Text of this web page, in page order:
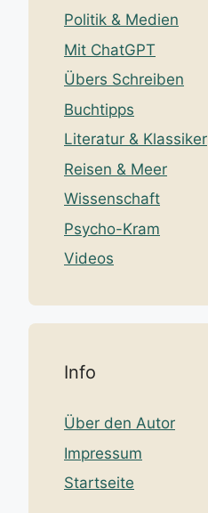
Politik & Medien
Mit ChatGPT
Übers Schreiben
Buchtipps
Literatur & Klassiker
Reisen & Meer
Wissenschaft
Psycho-Kram
Videos
Info
Über den Autor
Impressum
Startseite